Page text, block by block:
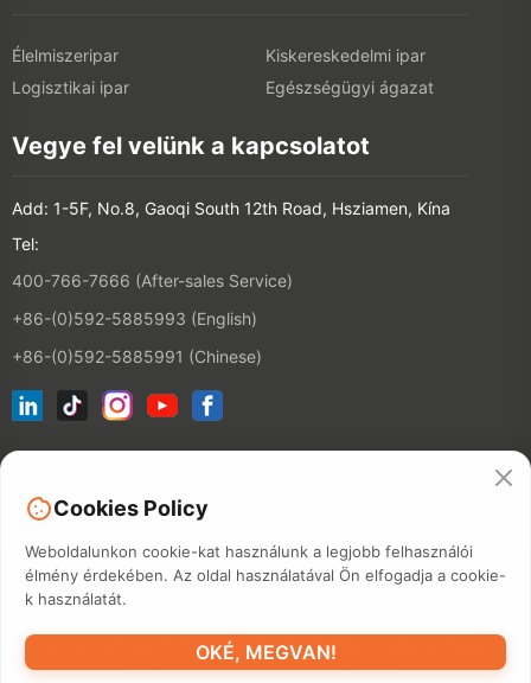
Élelmiszeripar
Kiskereskedelmi ipar
Logisztikai ipar
Egészségügyi ágazat
Vegye fel velünk a kapcsolatot
Add: 1-5F, No.8, Gaoqi South 12th Road, Hsziamen, Kína
Tel:
400-766-7666 (After-sales Service)
+86-(0)592-5885993 (English)
+86-(0)592-5885991 (Chinese)
©2026 XIAMEN HANIN CO., LTD.ADATVÉDELMI NYILATKOZAT
FELHASZNÁLÁSI IDŐ OLDALTÉRKÉP
Cookies Policy
Weboldalunkon cookie-kat használunk a legjobb felhasználói
élmény érdekében. Az oldal használatával Ön elfogadja a cookie-
k használatát.
OKÉ, MEGVAN!